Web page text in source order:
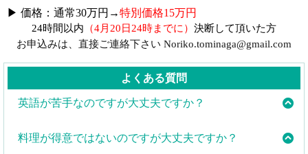
▶ 価格：通常30万円→特別価格15万円
24時間以内 （4月20日24時までに） 決断して頂いた方
お申込みは、直接ご連絡下さい Noriko.tominaga@gmail.com
よくある質問
英語が苦手なのですが大丈夫ですか？
料理が得意ではないのですが大丈夫ですか？